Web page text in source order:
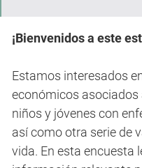
¡Bienvenidos a este
Estamos interesados
económicos asociados
niños y jóvenes con
así como otra serie de
vida. En esta encuesta